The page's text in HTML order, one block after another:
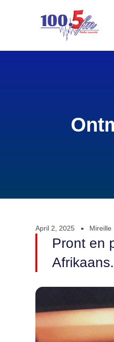
April 2, 2025 Mireille
Pront en
Afrikaans.